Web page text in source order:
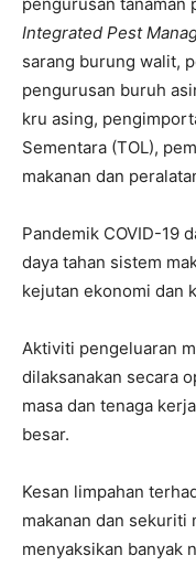
Integrated Pest
sarang burung walit,
pengurusan buruh
kru asing,
Sementara (TOL),
makanan dan
Pandemik COVID-19
daya tahan sistem
kejutan ekonomi dan
Aktiviti pengeluaran
dilaksanakan secara
masa dan tenaga
besar.
Kesan limpahan
makanan dan sekuriti
menyaksikan banyak